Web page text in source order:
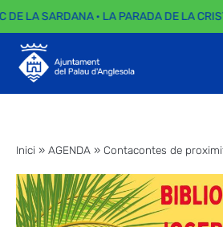
DE LA SARDANA · LA PARADA DE LA
Inici » AGENDA » Contacontes de